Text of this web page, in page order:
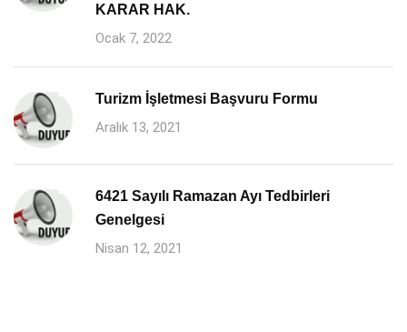
KARAR HAK.
Ocak 7, 2022
Turizm İşletmesi Başvuru Formu
Aralık 13, 2021
6421 Sayılı Ramazan Ayı Tedbirleri
Genelgesi
Nisan 12, 2021